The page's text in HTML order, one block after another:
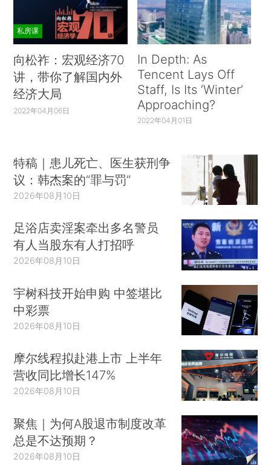
私房课
向松祚：宏观经济70
讲，带你了解国内外
经济大局
2022年04月06日
In Depth: As
Tencent Lays Off
Staff, Is Its ‘Winter’
Approaching?
2022年04月01日
特稿｜患儿死亡、医生获刑争
议：韩杰案的“罪与罚”
2026年08月10日
足浴店卖淫案牵出多名警员
有人当股东有人打招呼
2026年08月10日
宇树科技开始申购 中签堪比
中彩票
2026年08月10日
摩尔线程拟赴港上市 上半年
营收同比增长147%
2026年08月10日
聚焦｜为何A股退市制度改革
总是不达预期？
2026年08月10日